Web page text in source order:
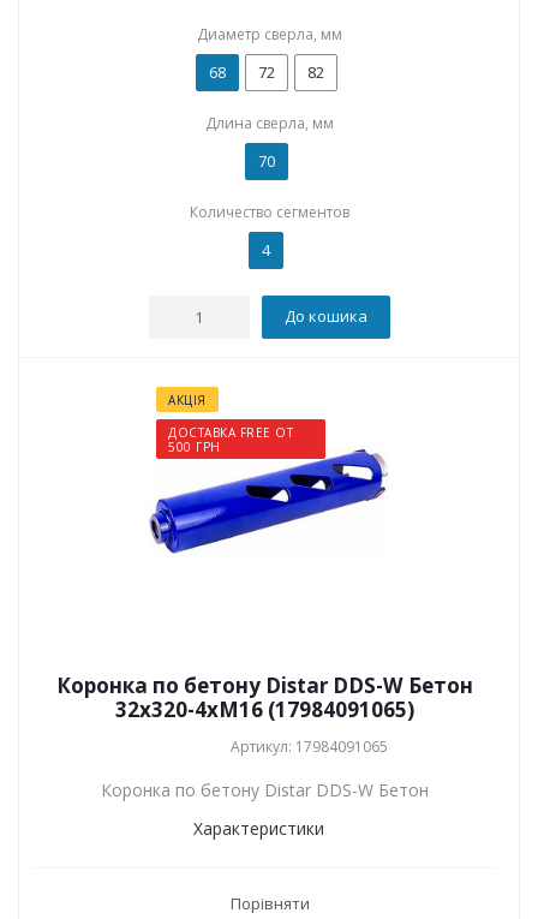
Диаметр сверла, мм
68 72 82
Длина сверла, мм
70
Количество сегментов
4
До кошика
АКЦІЯ
ДОСТАВКА FREE ОТ
500 ГРН
Коронка по бетону Distar DDS-W Бетон
32x320-4xМ16 (17984091065)
Артикул: 17984091065
Коронка по бетону Distar DDS-W Бетон
Характеристики
Порівняти